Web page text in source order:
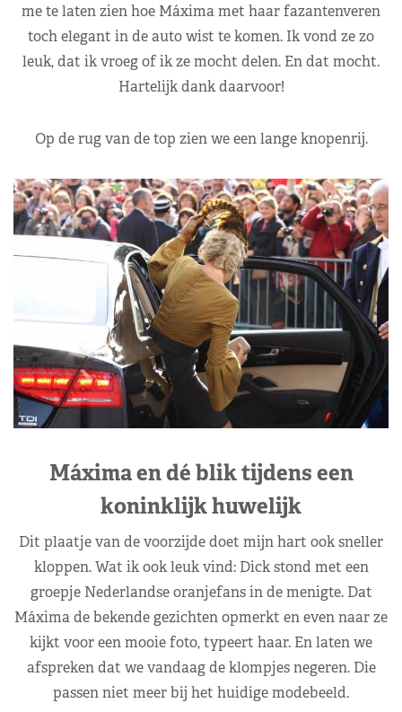
me te laten zien hoe Máxima met haar fazantenveren
toch elegant in de auto wist te komen. Ik vond ze zo
leuk, dat ik vroeg of ik ze mocht delen. En dat mocht.
Hartelijk dank daarvoor!
Op de rug van de top zien we een lange knopenrij.
Máxima en dé blik tijdens een
koninklijk huwelijk
Dit plaatje van de voorzijde doet mijn hart ook sneller
kloppen. Wat ik ook leuk vind: Dick stond met een
groepje Nederlandse oranjefans in de menigte. Dat
Máxima de bekende gezichten opmerkt en even naar ze
kijkt voor een mooie foto, typeert haar. En laten we
afspreken dat we vandaag de klompjes negeren. Die
passen niet meer bij het huidige modebeeld.